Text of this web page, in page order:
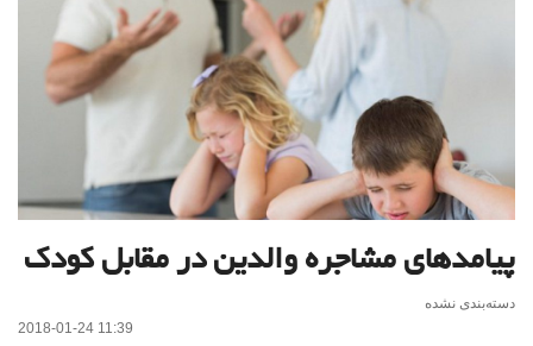
پیامدهای مشاجره والدین در مقابل کودک
دسته‌بندی نشده
2018-01-24 11:39